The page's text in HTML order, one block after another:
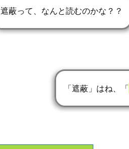
遮蔽って、なんと読むのかな？？
「遮蔽」はね、「